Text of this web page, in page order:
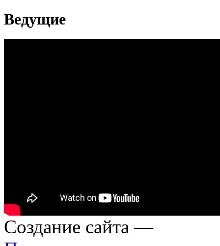
Ведущие
Cоздание сайта —